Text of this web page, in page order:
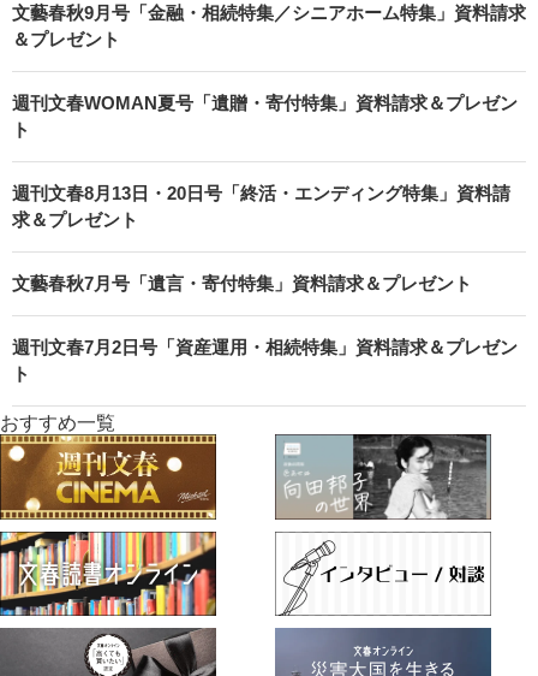
文藝春秋9月号「金融・相続特集／シニアホーム特集」資料請求
＆プレゼント
週刊文春WOMAN夏号「遺贈・寄付特集」資料請求＆プレゼン
ト
週刊文春8月13日・20日号「終活・エンディング特集」資料請
求＆プレゼント
文藝春秋7月号「遺言・寄付特集」資料請求＆プレゼント
週刊文春7月2日号「資産運用・相続特集」資料請求＆プレゼン
ト
おすすめ一覧